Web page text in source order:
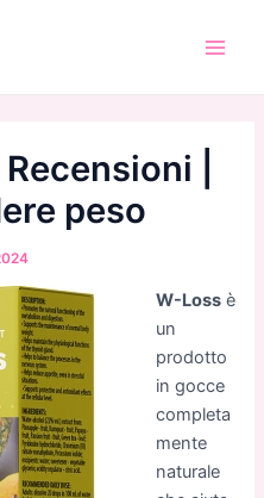
|
peso
W-Loss è
un
prodotto
in gocce
completa
mente
naturale